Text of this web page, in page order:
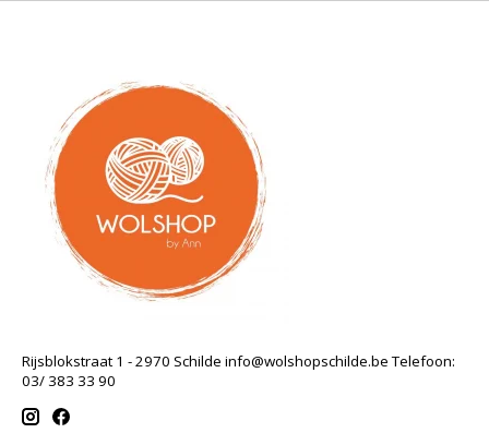
Rijsblokstraat 1 - 2970 Schilde info@wolshopschilde.beTelefoon:
03/ 383 33 90